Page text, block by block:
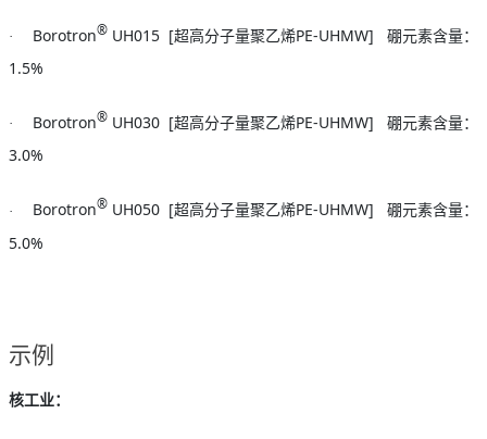
· Borotron® UH015 [超高分子量聚乙烯PE-UHMW] 硼元素含量：
1.5%
· Borotron® UH030 [超高分子量聚乙烯PE-UHMW] 硼元素含量：
3.0%
· Borotron® UH050 [超高分子量聚乙烯PE-UHMW] 硼元素含量：
5.0%
示例
核工业：